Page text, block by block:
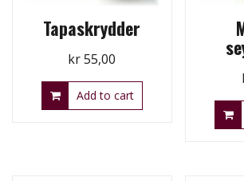
Tapaskrydder
kr55,00
Add to cart